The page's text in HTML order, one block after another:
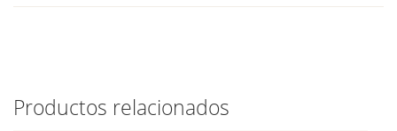
Productos relacionados